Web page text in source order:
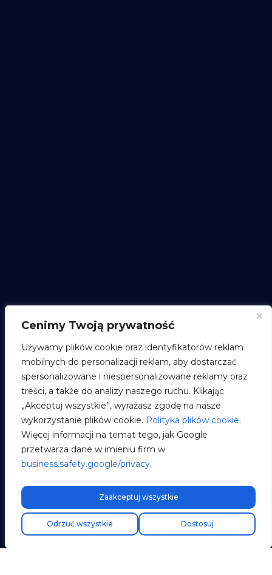
Cenimy Twoją prywatność
Używamy plików cookie oraz identyfikatorów reklam
mobilnych do personalizacji reklam, aby dostarczać
spersonalizowane i niespersonalizowane reklamy oraz
treści, a także do analizy naszego ruchu. Klikając
„Akceptuj wszystkie”, wyrażasz zgodę na nasze
wykorzystanie plików cookie. Polityka plików cookie.
Więcej informacji na temat tego, jak Google
przetwarza dane w imieniu firm w
business.safety.google/privacy.
Dostosuj
Odrzuć wszystkie
Zaakceptuj wszystkie
Darmowa wysyłka ekspresowa!